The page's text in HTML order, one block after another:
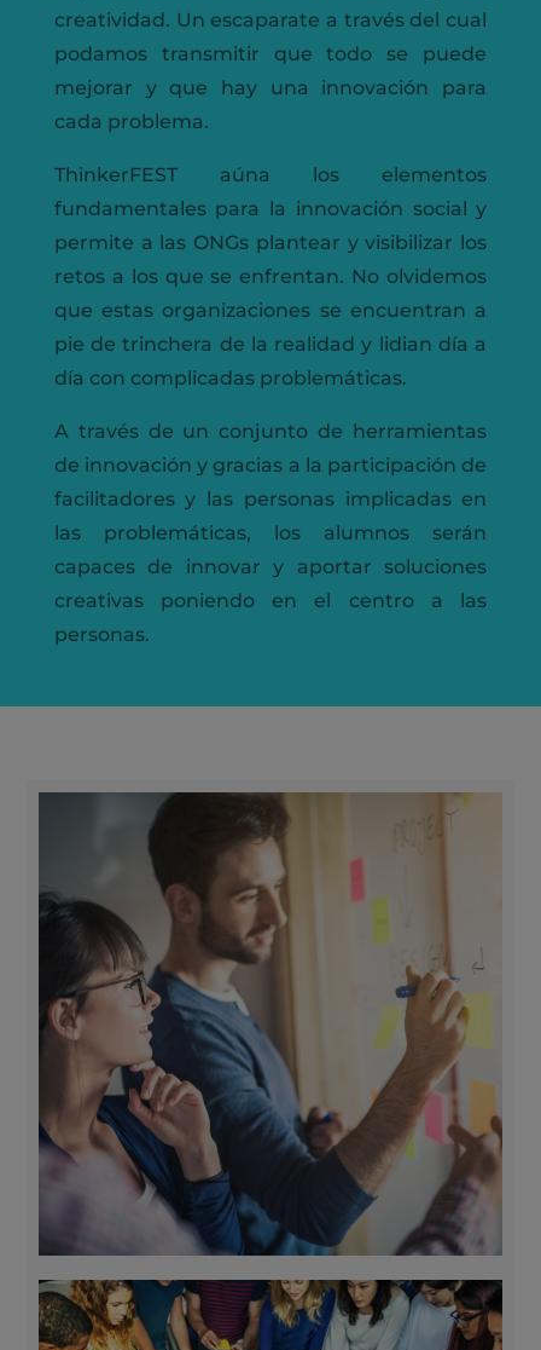
creatividad. Un escaparate a través del cual
podamos transmitir que todo se puede
mejorar y que hay una innovación para
cada problema.
ThinkerFEST aúna los elementos
fundamentales para la innovación social y
permite a las ONGs plantear y visibilizar los
retos a los que se enfrentan. No olvidemos
que estas organizaciones se encuentran a
pie de trinchera de la realidad y lidian día a
día con complicadas problemáticas.
A través de un conjunto de herramientas
de innovación y gracias a la participación de
facilitadores y las personas implicadas en
las problemáticas, los alumnos serán
capaces de innovar y aportar soluciones
creativas poniendo en el centro a las
personas.